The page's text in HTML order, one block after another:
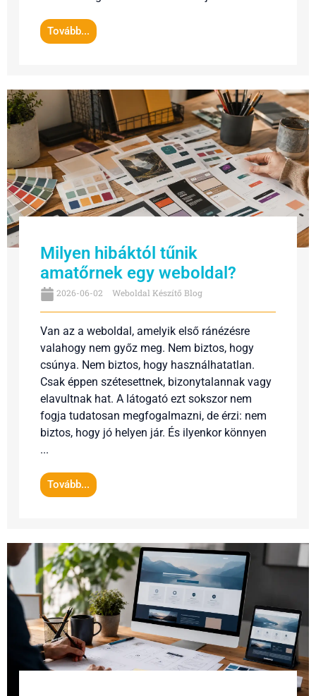
Tovább...
Milyen hibáktól tűnik
amatőrnek egy weboldal?
2026-06-02 Weboldal Készítő Blog
Van az a weboldal, amelyik első ránézésre
valahogy nem győz meg. Nem biztos, hogy
csúnya. Nem biztos, hogy használhatatlan.
Csak éppen szétesettnek, bizonytalannak vagy
elavultnak hat. A látogató ezt sokszor nem
fogja tudatosan megfogalmazni, de érzi: nem
biztos, hogy jó helyen jár. És ilyenkor könnyen
...
Tovább...